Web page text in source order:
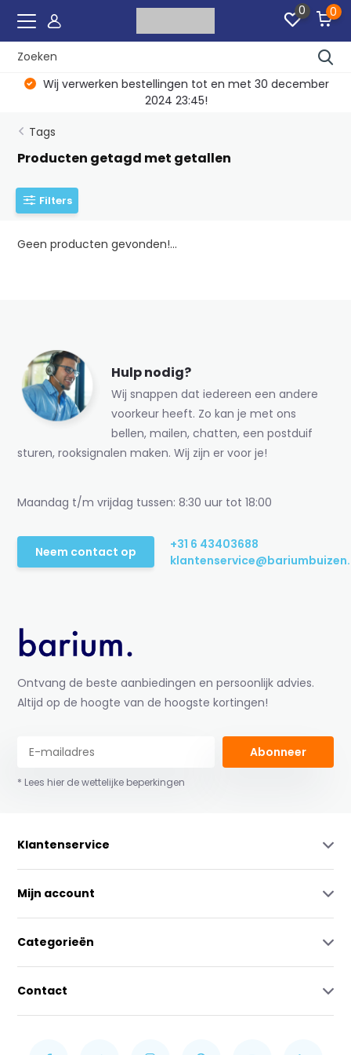
0 0
Wij verwerken bestellingen tot en met 30 december
2024 23:45!
Tags
Producten getagd met getallen
Filters
Geen producten gevonden!...
Hulp nodig?
Wij snappen dat iedereen een andere
voorkeur heeft. Zo kan je met ons
bellen, mailen, chatten, een postduif
sturen, rooksignalen maken. Wij zijn er voor je!
Maandag t/m vrijdag tussen: 8:30 uur tot 18:00
Neem contact op
+31 6 43403688
Ontvang de beste aanbiedingen en persoonlijk advies.
Altijd op de hoogte van de hoogste kortingen!
Abonneer
* Lees hier de wettelijke beperkingen
Klantenservice
Mijn account
Categorieën
Contact